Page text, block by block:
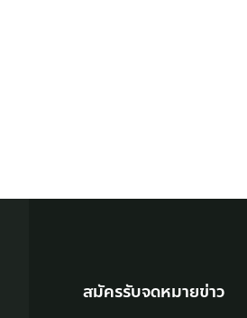
สมัครรับจดหมายข่าว